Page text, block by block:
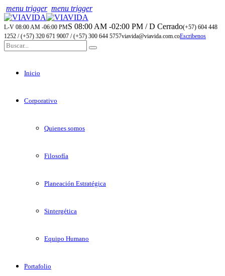
menu trigger menu trigger
L-V 08:00 AM -06:00 PMS 08:00 AM -02:00 PM / D Cerrado(+57) 604 448
1252 / (+57) 320 671 9007 / (+57) 300 644 5757viavida@viavida.com.coEscribenos
Inicio
Corporativo
Quienes somos
Filosofía
Planeación Estratégica
Sintergética
Equipo Humano
Portafolio